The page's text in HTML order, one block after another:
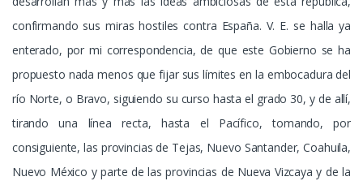
confirmando sus miras hostiles contra España. V. E. se halla ya
enterado, por mi correspondencia, de que este Gobierno se ha
propuesto nada menos que fijar sus límites en la embocadura del
río Norte, o Bravo, siguiendo su curso hasta el grado 30, y de allí,
tirando una línea recta, hasta el Pacífico, tomando, por
consiguiente, las provincias de Tejas, Nuevo Santander, Coahuila,
Nuevo México y parte de las provincias de Nueva Vizcaya y de la